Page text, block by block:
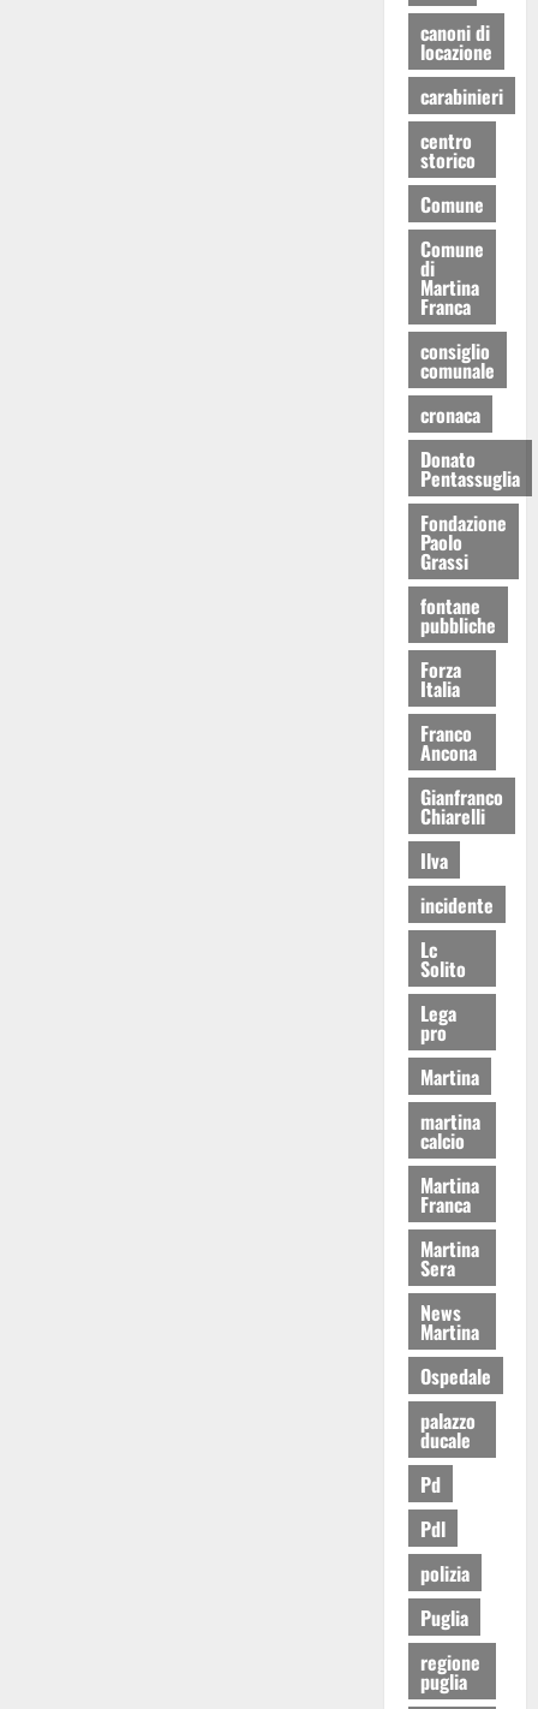
canoni di
locazione
carabinieri
centro
storico
Comune
Comune
di
Martina
Franca
consiglio
comunale
cronaca
Donato
Pentassuglia
Fondazione
Paolo
Grassi
fontane
pubbliche
Forza
Italia
Franco
Ancona
Gianfranco
Chiarelli
Ilva
incidente
Lc
Solito
Lega
pro
Martina
martina
calcio
Martina
Franca
Martina
Sera
News
Martina
Ospedale
palazzo
ducale
Pd
Pdl
polizia
Puglia
regione
puglia